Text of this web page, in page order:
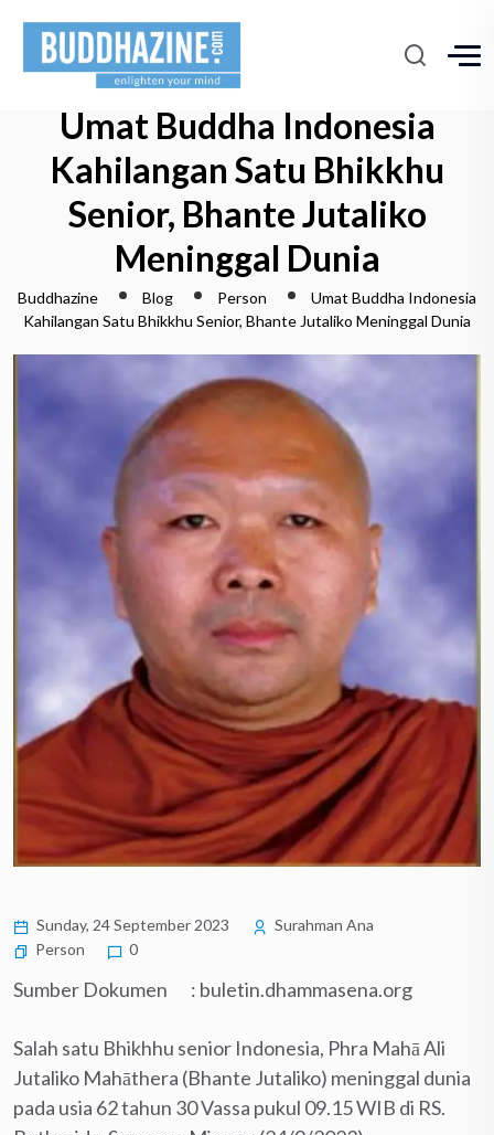
Umat Buddha Indonesia
Kahilangan Satu Bhikkhu
Senior, Bhante Jutaliko
Meninggal Dunia
Buddhazine Blog Person
Umat Buddha Indonesia
Kahilangan Satu Bhikkhu Senior, Bhante Jutaliko Meninggal Dunia
Sunday, 24 September 2023
Surahman Ana
Person
0
Sumber Dokumen : buletin.dhammasena.org
Salah satu Bhikhhu senior Indonesia, Phra Mahā Ali
Jutaliko Mahāthera (Bhante Jutaliko) meninggal dunia
pada usia 62 tahun 30 Vassa pukul 09.15 WIB di RS.